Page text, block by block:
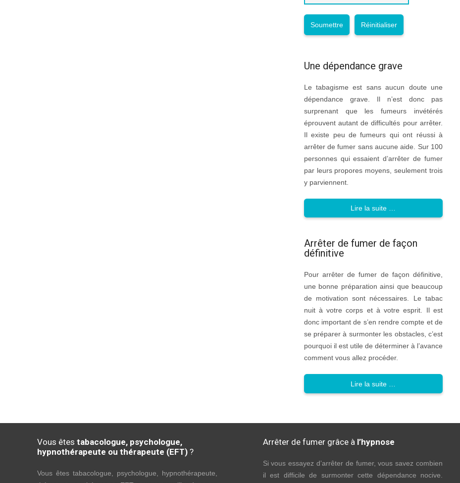
Une dépendance grave
Le tabagisme est sans aucun doute une
dépendance grave. Il n’est donc pas
surprenant que les fumeurs invétérés
éprouvent autant de difficultés pour arrêter.
Il existe peu de fumeurs qui ont réussi à
arrêter de fumer sans aucune aide. Sur 100
personnes qui essaient d’arrêter de fumer
par leurs propores moyens, seulement trois
y parviennent.
Lire la suite …
Arrêter de fumer de façon
définitive
Pour arrêter de fumer de façon définitive,
une bonne préparation ainsi que beaucoup
de motivation sont nécessaires. Le tabac
nuit à votre corps et à votre esprit. Il est
donc important de s’en rendre compte et de
se préparer à surmonter les obstacles, c’est
pourquoi il est utile de déterminer à l’avance
comment vous allez procéder.
Lire la suite …
Vous êtestabacologue, psychologue,
hypnothérapeute ou thérapeute (EFT) ?
Vous êtes tabacologue, psychologue, hypnothérapeute,
Arrêter de fumer grâce à l’hypnose
Si vous essayez d’arrêter de fumer, vous savez combien
il est difficile de surmonter cette dépendance nocive.